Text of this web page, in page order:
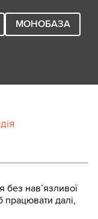
МОНОБАЗА
навʼязливої
далі,